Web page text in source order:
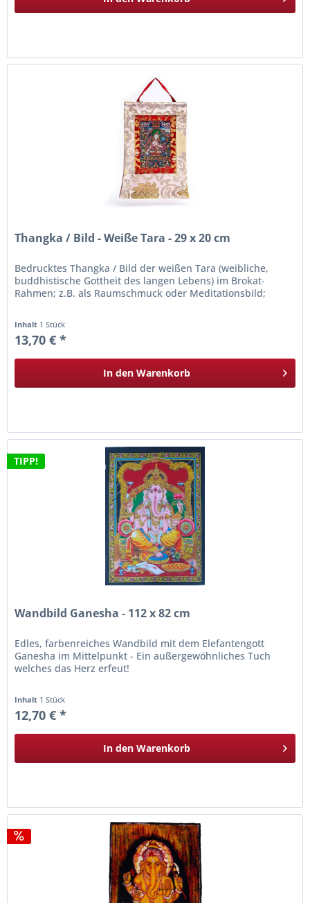
Thangka / Bild - Weiße Tara - 29 x 20 cm
Bedrucktes Thangka / Bild der weißen Tara (weibliche,
buddhistische Gottheit des langen Lebens) im Brokat-
Rahmen; z.B. als Raumschmuck oder Meditationsbild;
Inhalt 1 Stück
13,70 € *
In den Warenkorb
TIPP!
Wandbild Ganesha - 112 x 82 cm
Edles, farbenreiches Wandbild mit dem Elefantengott
Ganesha im Mittelpunkt - Ein außergewöhnliches Tuch
welches das Herz erfeut!
Inhalt 1 Stück
12,70 € *
In den Warenkorb